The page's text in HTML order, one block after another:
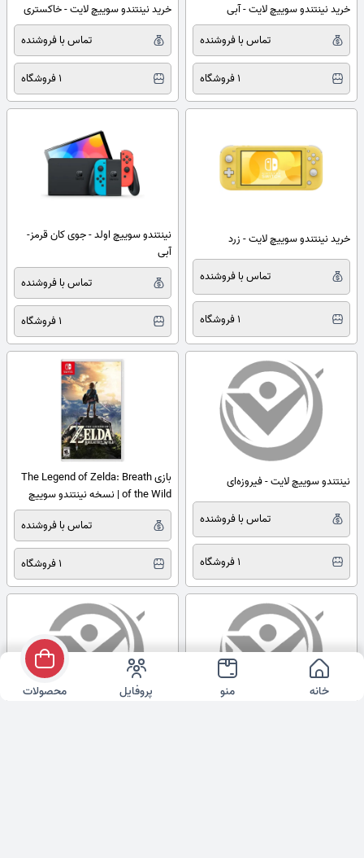
خرید نینتندو سوییچ لایت - آبی
تماس با فروشنده
1 فروشگاه
خرید نینتندو سوییچ لایت - خاکستری
تماس با فروشنده
1 فروشگاه
خرید نینتندو سوییچ لایت - زرد
تماس با فروشنده
1 فروشگاه
نینتندو سوییچ اولد - جوی کان قرمز-
آبی
تماس با فروشنده
1 فروشگاه
نینتندو سوییچ لایت - فیروزه‌ای
تماس با فروشنده
1 فروشگاه
بازی The Legend of Zelda: Breath
of the Wild | نسخه نینتندو سوییچ
تماس با فروشنده
1 فروشگاه
خانه منو پروفایل محصولات